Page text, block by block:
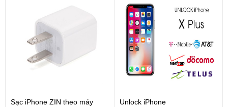
Sạc iPhone ZIN theo máy
Unlock iPhone